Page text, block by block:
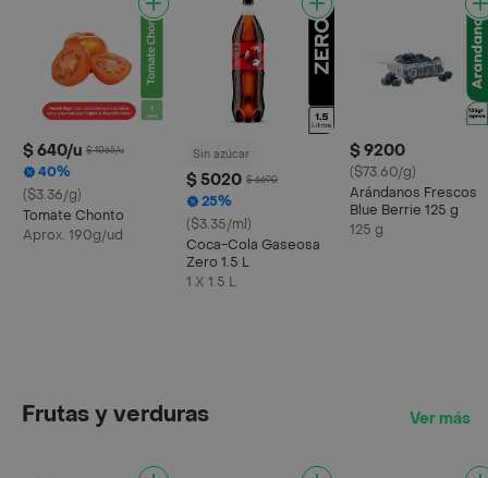
$ 640/u $ 1065/u
40%
($3.36/g)
Tomate Chonto
Aprox. 190g/ud
Sin azúcar
$ 5020 $ 6690
25%
($3.35/ml)
Coca-Cola Gaseosa
Zero 1.5 L
1 X 1.5 L
$ 9200
($73.60/g)
Arándanos Frescos
Blue Berrie 125 g
125 g
Frutas y verduras Ver más